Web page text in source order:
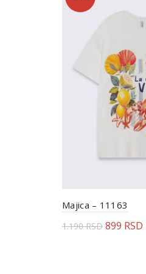
Majica – 11163
1.190RSD 899 RSD